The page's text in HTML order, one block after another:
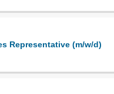
Representative (m/w/d)